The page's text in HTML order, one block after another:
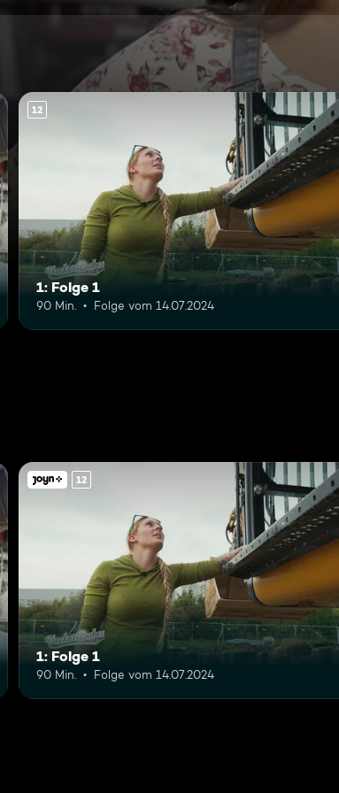
12
1: Folge 1
90 Min. Folge vom 14.07.2024
12
1: Folge 1
90 Min. Folge vom 14.07.2024